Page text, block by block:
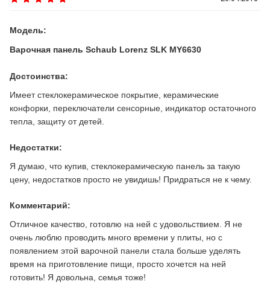
Модель:
Варочная панель Schaub Lorenz SLK MY6630
Достоинства:
Имеет стеклокерамическое покрытие, керамические
конфорки, переключатели сенсорные, индикатор остаточного
тепла, защиту от детей.
Недостатки:
Я думаю, что купив, стеклокерамическую панель за такую
цену, недостатков просто не увидишь! Придраться не к чему.
Комментарий:
Отличное качество, готовлю на ней с удовольствием. Я не
очень люблю проводить много времени у плиты, но с
появлением этой варочной панели стала больше уделять
время на приготовление пищи, просто хочется на ней
готовить! Я довольна, семья тоже!